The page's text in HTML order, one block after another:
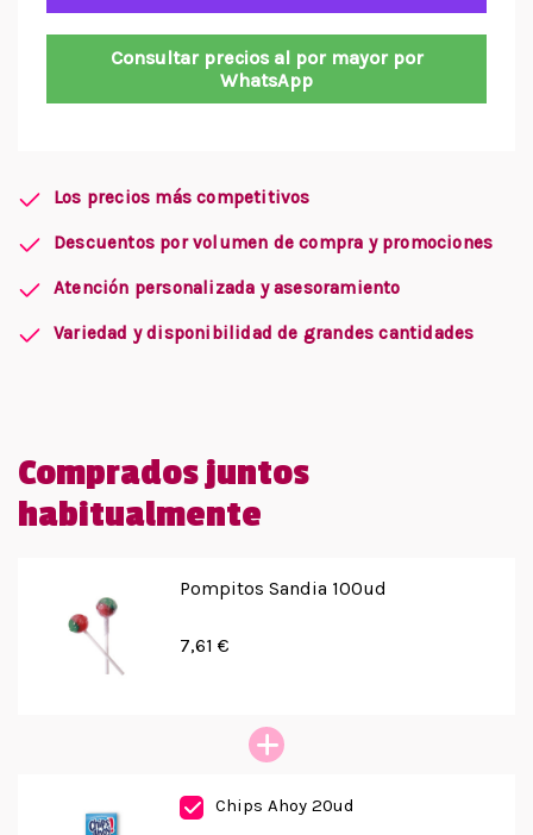
Consultar precios al por mayor por
WhatsApp
Los precios más competitivos
Descuentos por volumen de compra y promociones
Atención personalizada y asesoramiento
Variedad y disponibilidad de grandes cantidades
Comprados juntos
habitualmente
Pompitos Sandia 100ud
7,61 €
Chips Ahoy 20ud